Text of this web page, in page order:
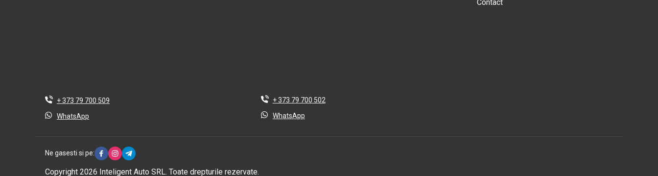
+ 373 79 700 509
WhatsApp
+ 373 79 700 502
WhatsApp
Contact
Ne gasesti si pe:
Copyright 2026 Inteligent Auto SRL. Toate drepturile rezervate.